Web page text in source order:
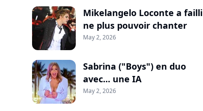
Mikelangelo Loconte a failli
ne plus pouvoir chanter
May 2, 2026
Sabrina ("Boys") en duo
avec... une IA
May 2, 2026